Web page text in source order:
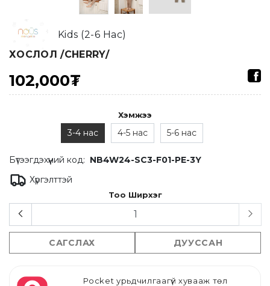
Kids (2-6 Нас)
ХОСЛОЛ /CHERRY/
102,000₮
Хэмжээ
3-4 нас 4-5 нас 5-6 нас
Бүтээгдэхүүний код: NB4W24-SC3-F01-PE-3Y
Хүргэлттэй
Тоо Ширхэг
САГСЛАХ ДУУССАН
Pocket урьдчилгаагүй хувааж төл